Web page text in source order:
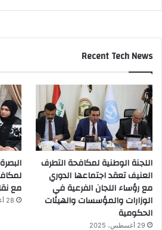
Recent Tech News
اللجنة الوطنية لمكافحة التطرف
العنيف تعقد اجتماعها الدوري
مع رؤساء اللجان الفرعية في
الوزارات والمؤسسات والهيئات
الحكومية
29 أغسطس، 2025
مع
28 أغسطس، 2025